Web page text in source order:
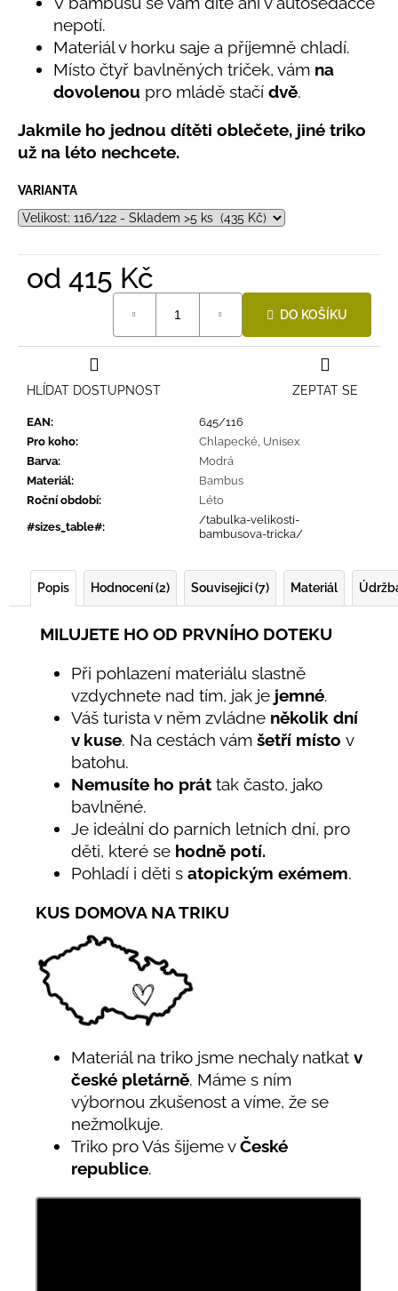
hvězdiček.
nepotí.
Materiál v horku saje a příjemně chladí.
Místo čtyř bavlněných triček, vám na
dovolenou pro mládě stačí dvě.
Jakmile ho jednou dítěti oblečete, jiné triko
už na léto nechcete.
VARIANTA
od 415 Kč
DO KOŠÍKU
EAN:
645/116
Pro koho: Chlapecké, Unisex
Barva:
Modrá
Materiál:
Bambus
Roční období:
Léto
#sizes_table#:
/tabulka-velikosti-
bambusova-tricka/
ZEPTAT SE
HLÍDAT DOSTUPNOST
Popis Hodnocení (2) Související (7) Materiál
MILUJETE HO OD PRVNÍHO DOTEKU
Při pohlazení materiálu slastně
vzdychnete nad tím, jak je jemné.
Váš turista v něm zvládne několik dní
v kuse. Na cestách vám šetří místo v
batohu.
Nemusíte ho prát tak často, jako
bavlněné.
Je ideální do parních letních dní, pro
děti, které se hodně potí.
Pohladí i děti s atopickým exémem.
KUS DOMOVA NA TRIKU
Materiál na triko jsme nechaly natkat v
české pletárně. Máme s ním
výbornou zkušenost a víme, že se
nežmolkuje.
Triko pro Vás šijeme vČeské
republice.
LETNÍ
KALHOTY
ŽLUTÉ
695